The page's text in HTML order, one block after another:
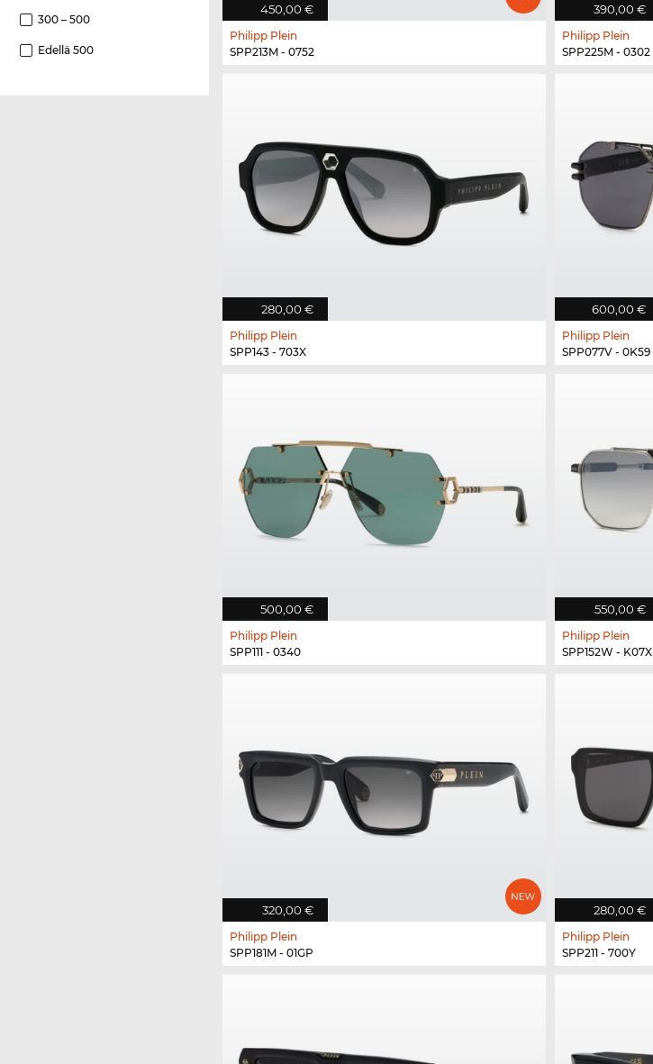
300 – 500
Edellä 500
450,00 €
Philipp Plein
SPP213M - 0752
390,00 €
Philipp Plein
SPP225M - 0302
280,00 €
Philipp Plein
SPP143 - 703X
600,00 €
Philipp Plein
SPP077V - 0K59
500,00 €
Philipp Plein
SPP111 - 0340
550,00 €
Philipp Plein
SPP152W - K07X
320,00 €
Philipp Plein
SPP181M - 01GP
280,00 €
Philipp Plein
SPP211 - 700Y